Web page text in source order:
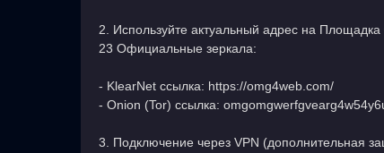
2. Используйте актуальный адрес на
23 Официальные зеркала:
- KlearNet ссылка: https://omg4web.com/
- Onion (Tor) ссылка:
3. Подключение через VPN (дополнительная